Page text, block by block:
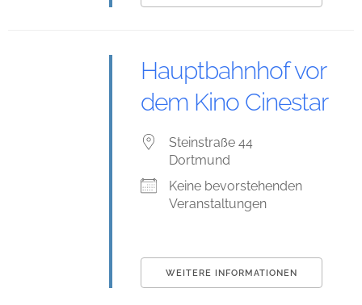
Hauptbahnhof vor
dem Kino Cinestar
Steinstraße 44
Dortmund
Keine bevorstehenden
Veranstaltungen
WEITERE INFORMATIONEN